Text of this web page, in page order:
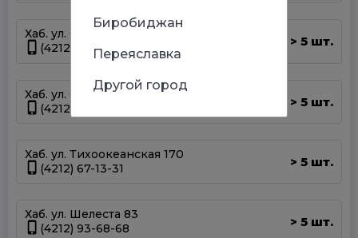
Хаб. ул. Серышева 34
(4212) 47-44-66
> 5 шт.
Хаб. ул. Суворова 45
(4212) 50-67-37
> 5 шт.
Хаб. ул. Тихоокеанская 170
(4212) 67-13-31
> 5 шт.
Хаб. ул. Шелеста 83
(4212) 93-68-68
> 5 шт.
Биробиджан
Переяславка
Другой город